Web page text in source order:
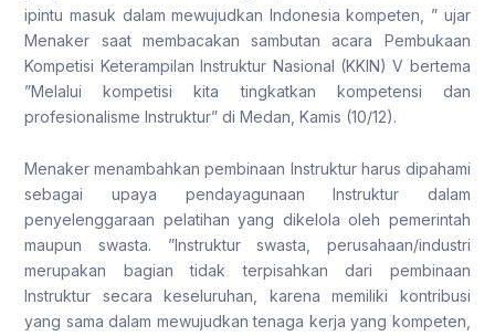
ipintu masuk dalam mewujudkan Indonesia kompeten, ” ujar
Menaker saat membacakan sambutan acara Pembukaan
Kompetisi Keterampilan Instruktur Nasional (KKIN) V bertema
”Melalui kompetisi kita tingkatkan kompetensi dan
profesionalisme Instruktur” di Medan, Kamis (10/12).
Menaker menambahkan pembinaan Instruktur harus dipahami
sebagai upaya pendayagunaan Instruktur dalam
penyelenggaraan pelatihan yang dikelola oleh pemerintah
maupun swasta. ”Instruktur swasta, perusahaan/industri
merupakan bagian tidak terpisahkan dari pembinaan
Instruktur secara keseluruhan, karena memiliki kontribusi
yang sama dalam mewujudkan tenaga kerja yang kompeten,